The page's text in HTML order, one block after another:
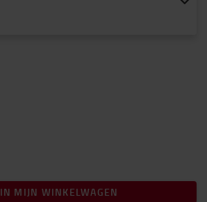
IN MIJN WINKELWAGEN